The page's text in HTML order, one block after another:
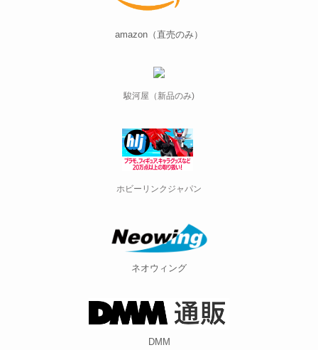
amazon（直売のみ）
駿河屋（新品のみ)
ホビーリンクジャパン
ネオウィング
DMM